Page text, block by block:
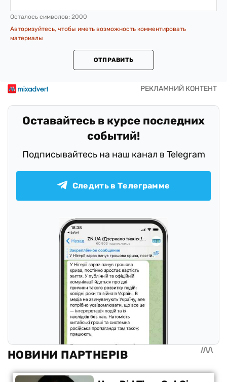
Осталось символов: 2000
Авторизуйтесь, чтобы иметь возможность комментировать
материалы
ОТПРАВИТЬ
Оставайтесь в курсе последних
событий!
Подписывайтесь на наш канал в Telegram
Следить в Телеграмме